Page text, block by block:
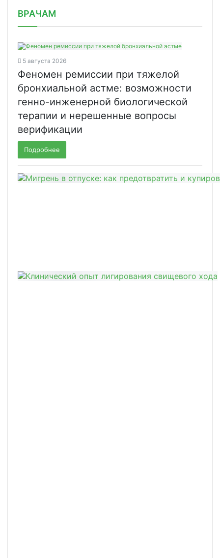
ВРАЧАМ
5 августа 2026
Феномен ремиссии при тяжелой
бронхиальной астме: возможности
генно-инженерной биологической
терапии и нерешенные вопросы
верификации
Подробнее